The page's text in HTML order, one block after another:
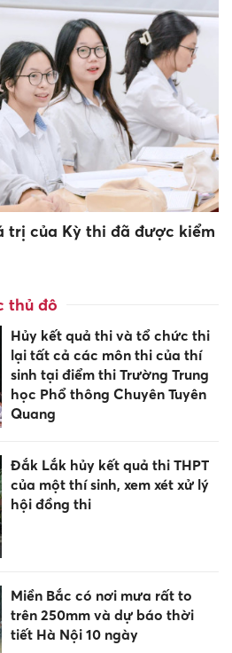
trị của Kỳ thi đã được kiểm
thủ đô
Hủy kết quả thi và tổ chức thi
lại tất cả các môn thi của thí
sinh tại điểm thi Trường Trung
học Phổ thông Chuyên Tuyên
Quang
Đắk Lắk hủy kết quả thi THPT
của một thí sinh, xem xét xử lý
hội đồng thi
Miền Bắc có nơi mưa rất to
trên 250mm và dự báo thời
tiết Hà Nội 10 ngày